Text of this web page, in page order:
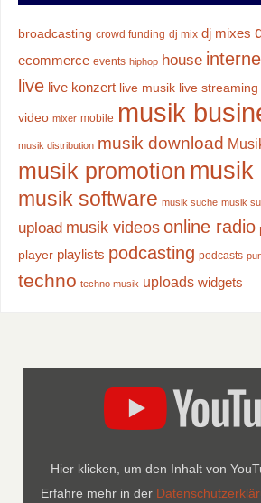
broadcasting crowd funding dj mix dj mixes
ecommerce events hiphop house
live live konzert live musik live streaming
video mixer mobile musik
musik distribution musik download
musik promotion musik
musik software musik suche musik
upload musik videos online radio
player playlists podcasting podcasts
techno techno musik uploads widgets
Hier klicken, um den Inhalt von
Erfahre mehr in der